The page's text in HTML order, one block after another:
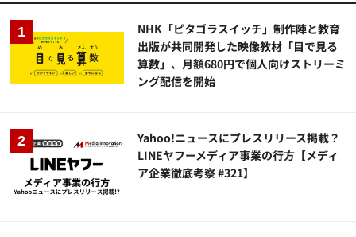
NHK「ピタゴラスイッチ」制作陣と教育
出版が共同開発した映像教材「目で見る
算数」、月額680円で個人向けストリーミ
ング配信を開始
Yahoo!ニュースにプレスリリース掲載？
LINEヤフーメディア事業の行方【メディ
ア企業徹底考察 #321】